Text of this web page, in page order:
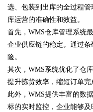
uz
选、包装到出库的全过程
库运营的准确性和效益。
首先，WMS仓库管理系统
企业供应链的稳定。通过
险。
其次，WMS系统优化了仓
提升拣货效率，缩短订单
此外，WMS提供丰富的数
标的实时监控，企业能够